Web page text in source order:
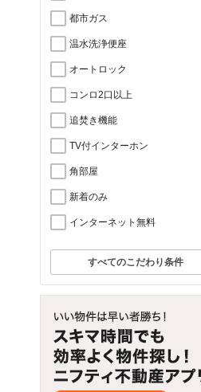
都市ガス
温水洗浄便座
オートロック
コンロ2口以上
追焚き機能
TV付インターホン
角部屋
新着のみ
インターネット無料
すべてのこだわり条件